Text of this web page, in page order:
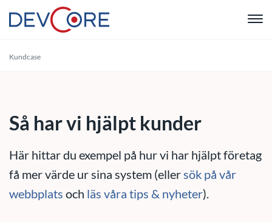
"Kundcase
Så har vi hjälpt kunder
Här hittar du exempel på hur vi har hjälpt företag
få mer värde ur sina system (ellersök på vår
webbplats och läs våra tips & nyheter).